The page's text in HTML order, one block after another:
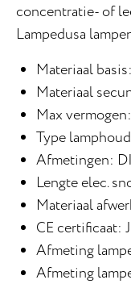
concentratie- of
Lampedusa
Materiaal
Materiaal
Max
Type
Afmetingen:
Lengte elec.
Materiaal
CE certificaat:
Afmeting
Afmeting